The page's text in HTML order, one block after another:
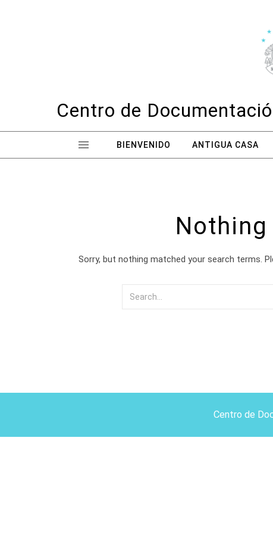
Centro de
BIENVENIDO ANTIGUA CASA
Nothing
Sorry, but nothing matched your search terms.
Centro de